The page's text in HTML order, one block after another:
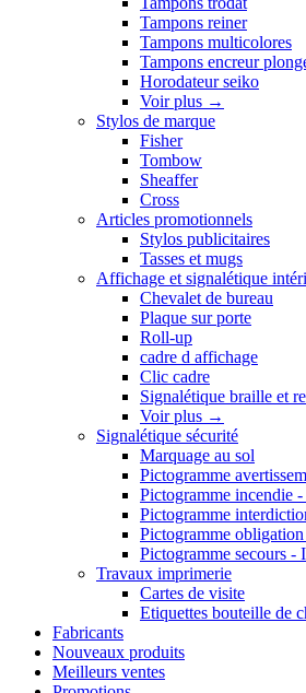
Tampons reiner
Tampons multicolores
Tampons encreur
Horodateur seiko
Voir plus →
Stylos de marque
Fisher
Tombow
Sheaffer
Cross
Articles promotionnels
Stylos publicitaires
Tasses et mugs
Affichage et signalétique
Chevalet de bureau
Plaque sur porte
Roll-up
cadre d affichage
Clic cadre
Signalétique braille et
Voir plus →
Signalétique sécurité
Marquage au sol
Pictogramme
Pictogramme incendie
Pictogramme
Pictogramme
Pictogramme secours -
Travaux imprimerie
Cartes de visite
Etiquettes bouteille de
Fabricants
Nouveaux produits
Meilleurs ventes